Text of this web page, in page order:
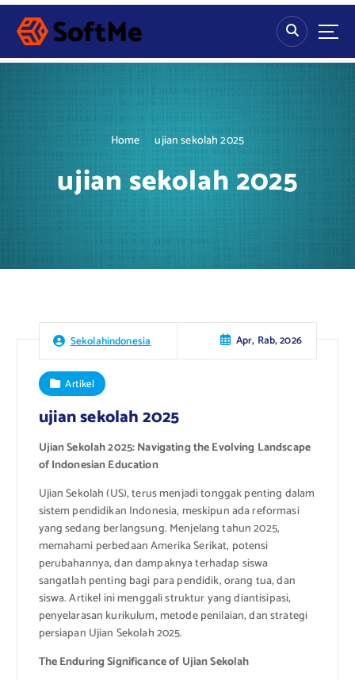
S
p
Home ujian sekolah 2025
ujian sekolah 2025
Sekolahindonesia Apr, Rab, 2026
Artikel
ujian sekolah 2025
Ujian Sekolah 2025: Navigating the Evolving Landscape
of Indonesian Education
Ujian Sekolah (US), terus menjadi tonggak penting dalam
sistem pendidikan Indonesia, meskipun ada reformasi
yang sedang berlangsung. Menjelang tahun 2025,
memahami perbedaan Amerika Serikat, potensi
perubahannya, dan dampaknya terhadap siswa
sangatlah penting bagi para pendidik, orang tua, dan
siswa. Artikel ini menggali struktur yang diantisipasi,
penyelarasan kurikulum, metode penilaian, dan strategi
persiapan Ujian Sekolah 2025.
The Enduring Significance of Ujian Sekolah